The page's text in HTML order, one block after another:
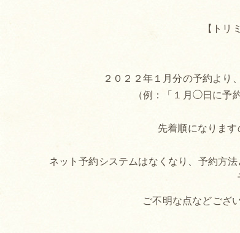
【トリ
２０２２年１月分の予約より
（例：「１月◯日に予
先着順になりま
ネット予約システムはなくなり、予約方
ご不明な点などござ